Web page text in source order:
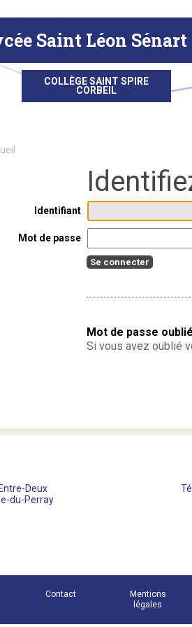
Saint Léon Sénart
COLLÈGE SAINT SPIRE
CORBEIL
Identifiant
Mot de passe
Mot de passe
Si vous avez oublié
Deux
du-Perray
Contact
Mentions
légales